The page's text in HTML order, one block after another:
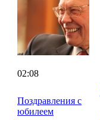
02:08
Поздравления с
юбилеем